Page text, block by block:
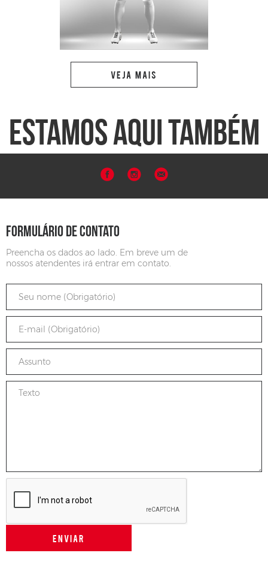
VEJA MAIS
ESTAMOS AQUI TAMBÉM
FORMULÁRIO DE CONTATO
Preencha os dados ao lado. Em breve um de
nossos atendentes irá entrar em contato.